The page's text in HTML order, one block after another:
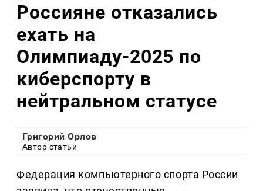
Россияне отказались
ехать на
Олимпиаду-2025 по
киберспорту в
нейтральном статусе
Григорий Орлов
Автор статьи
Федерация компьютерного спорта России